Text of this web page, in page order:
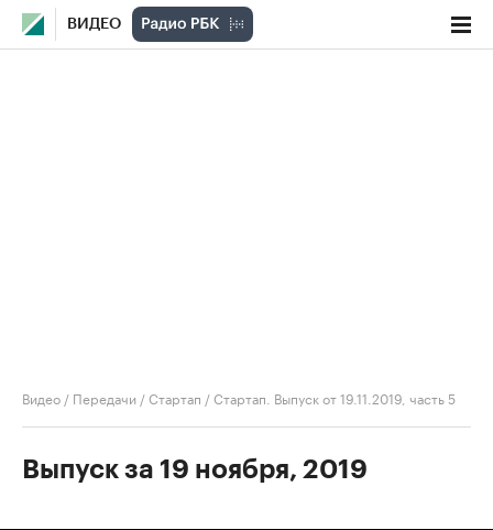
ВИДЕО
Видео / Передачи /Стартап /Стартап. Выпуск от 19.11.2019, часть 5
Выпуск за 19 ноября, 2019